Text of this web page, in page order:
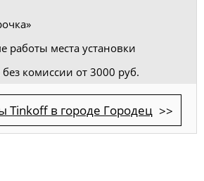
работы места установки
комиссии от 3000 руб.
Tinkoff в городе Городец